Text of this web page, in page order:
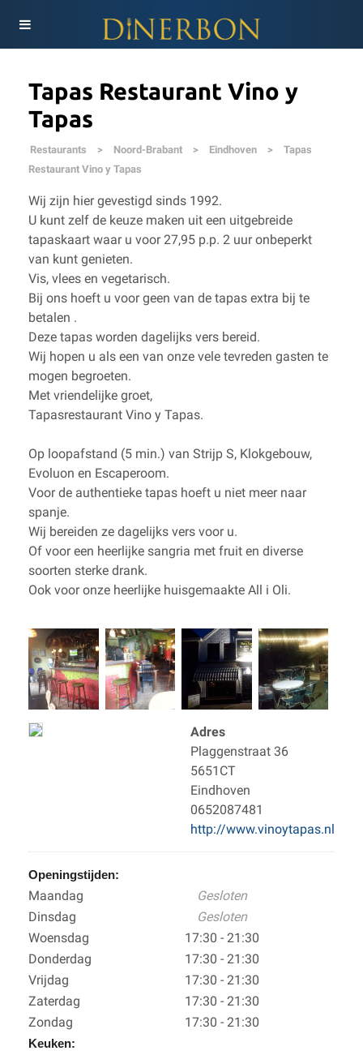
Tapas Restaurant Vino y
Tapas
Restaurants > Noord-Brabant > Eindhoven >
Tapas
Restaurant Vino y Tapas
Wij zijn hier gevestigd sinds 1992.
U kunt zelf de keuze maken uit een uitgebreide
tapaskaart waar u voor 27,95 p.p. 2 uur onbeperkt
van kunt genieten.
Vis, vlees en vegetarisch.
Bij ons hoeft u voor geen van de tapas extra bij te
betalen .
Deze tapas worden dagelijks vers bereid.
Wij hopen u als een van onze vele tevreden gasten te
mogen begroeten.
Met vriendelijke groet,
Tapasrestaurant Vino y Tapas.
Op loopafstand (5 min.) van Strijp S, Klokgebouw,
Evoluon en Escaperoom.
Voor de authentieke tapas hoeft u niet meer naar
spanje.
Wij bereiden ze dagelijks vers voor u.
Of voor een heerlijke sangria met fruit en diverse
soorten sterke drank.
Ook voor onze heerlijke huisgemaakte All i Oli.
Adres
Plaggenstraat 36
5651CT
Eindhoven
0652087481
http://www.vinoytapas.nl
Openingstijden:
Maandag
Gesloten
Dinsdag
Gesloten
Woensdag
17:30 - 21:30
Donderdag
17:30 - 21:30
Vrijdag
17:30 - 21:30
Zaterdag
17:30 - 21:30
Zondag
17:30 - 21:30
Keuken: